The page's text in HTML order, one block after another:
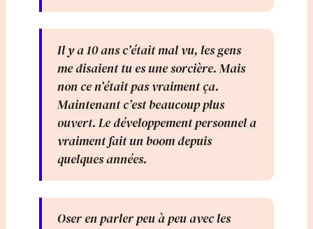
Il y a 10 ans c’était mal vu, les gens
me disaient tu es une sorcière. Mais
non ce n’était pas vraiment ça.
Maintenant c’est beaucoup plus
ouvert. Le développement personnel a
vraiment fait un boom depuis
quelques années.
Oser en parler peu à peu avec les